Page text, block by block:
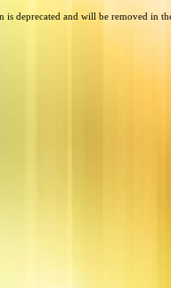
is deprecated and will be removed in